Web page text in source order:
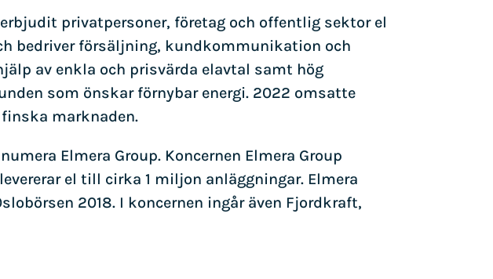
privatpersoner, företag och offentlig sektor el
bedriver försäljning, kundkommunikation och
av enkla och prisvärda elavtal samt hög
som önskar förnybar energi. 2022 omsatte
finska marknaden.
Elmera Group. Koncernen Elmera Group
el till cirka 1 miljon anläggningar. Elmera
2018. I koncernen ingår även Fjordkraft,